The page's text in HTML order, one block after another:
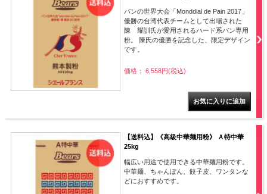
パンの世界大会「Monddial de Pain 2017」
優勝の台湾代表チームとして出場された
陳 耀訓氏が愛用されるハード系パン専用
粉。 陳氏の優勝を記念した、限定デザイン
です。
価格： 6,558円(税込)
【送料込】《高級中華麺用粉》 Ａ特中華
25kg
幅広い用途で使用できる中華麺用粉です。
中華麺、ちゃんぽん、餃子皮、ワンタンな
どにおすすめです。